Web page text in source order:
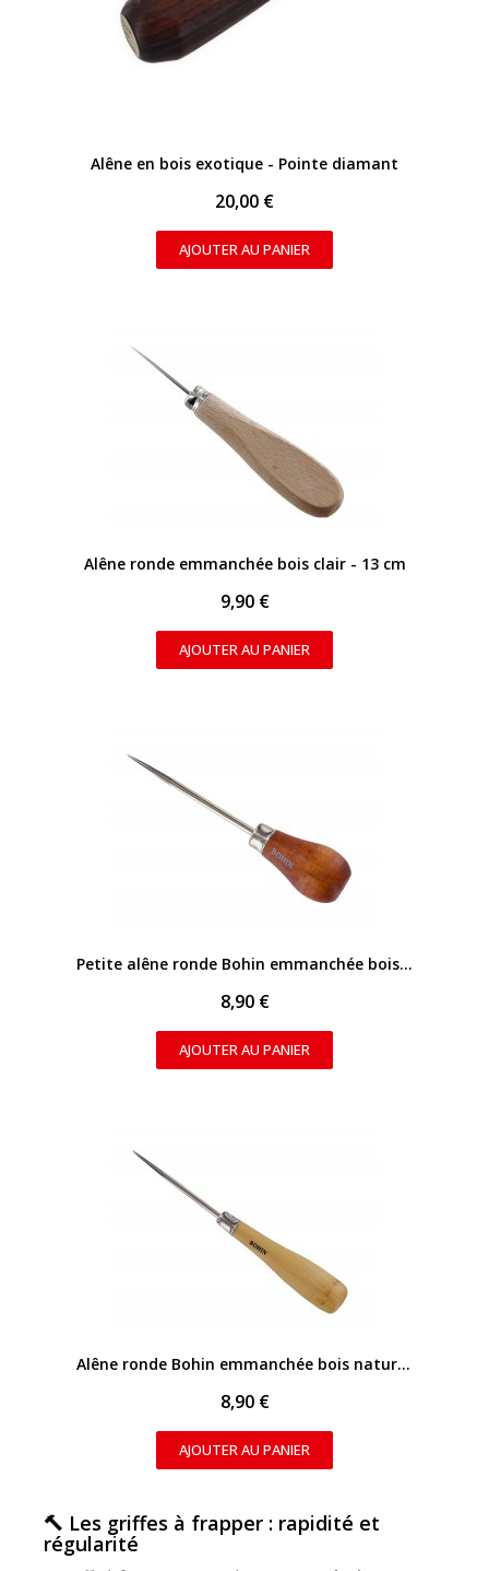
APERÇU RAPIDE
Alêne en bois exotique - Pointe diamant
20,00 €
AJOUTER AU PANIER
APERÇU RAPIDE
Alêne ronde emmanchée bois clair - 13 cm
9,90 €
AJOUTER AU PANIER
APERÇU RAPIDE Petite alêne ronde Bohin emmanchée bois - 7 cm
8,90 €
AJOUTER AU PANIER
APERÇU RAPIDE Alêne ronde Bohin emmanchée bois naturel - 16 cm
8,90 €
AJOUTER AU PANIER
🔨 Les griffes à frapper : rapidité et
régularité